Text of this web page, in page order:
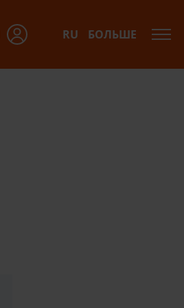
RU БОЛЬШЕ